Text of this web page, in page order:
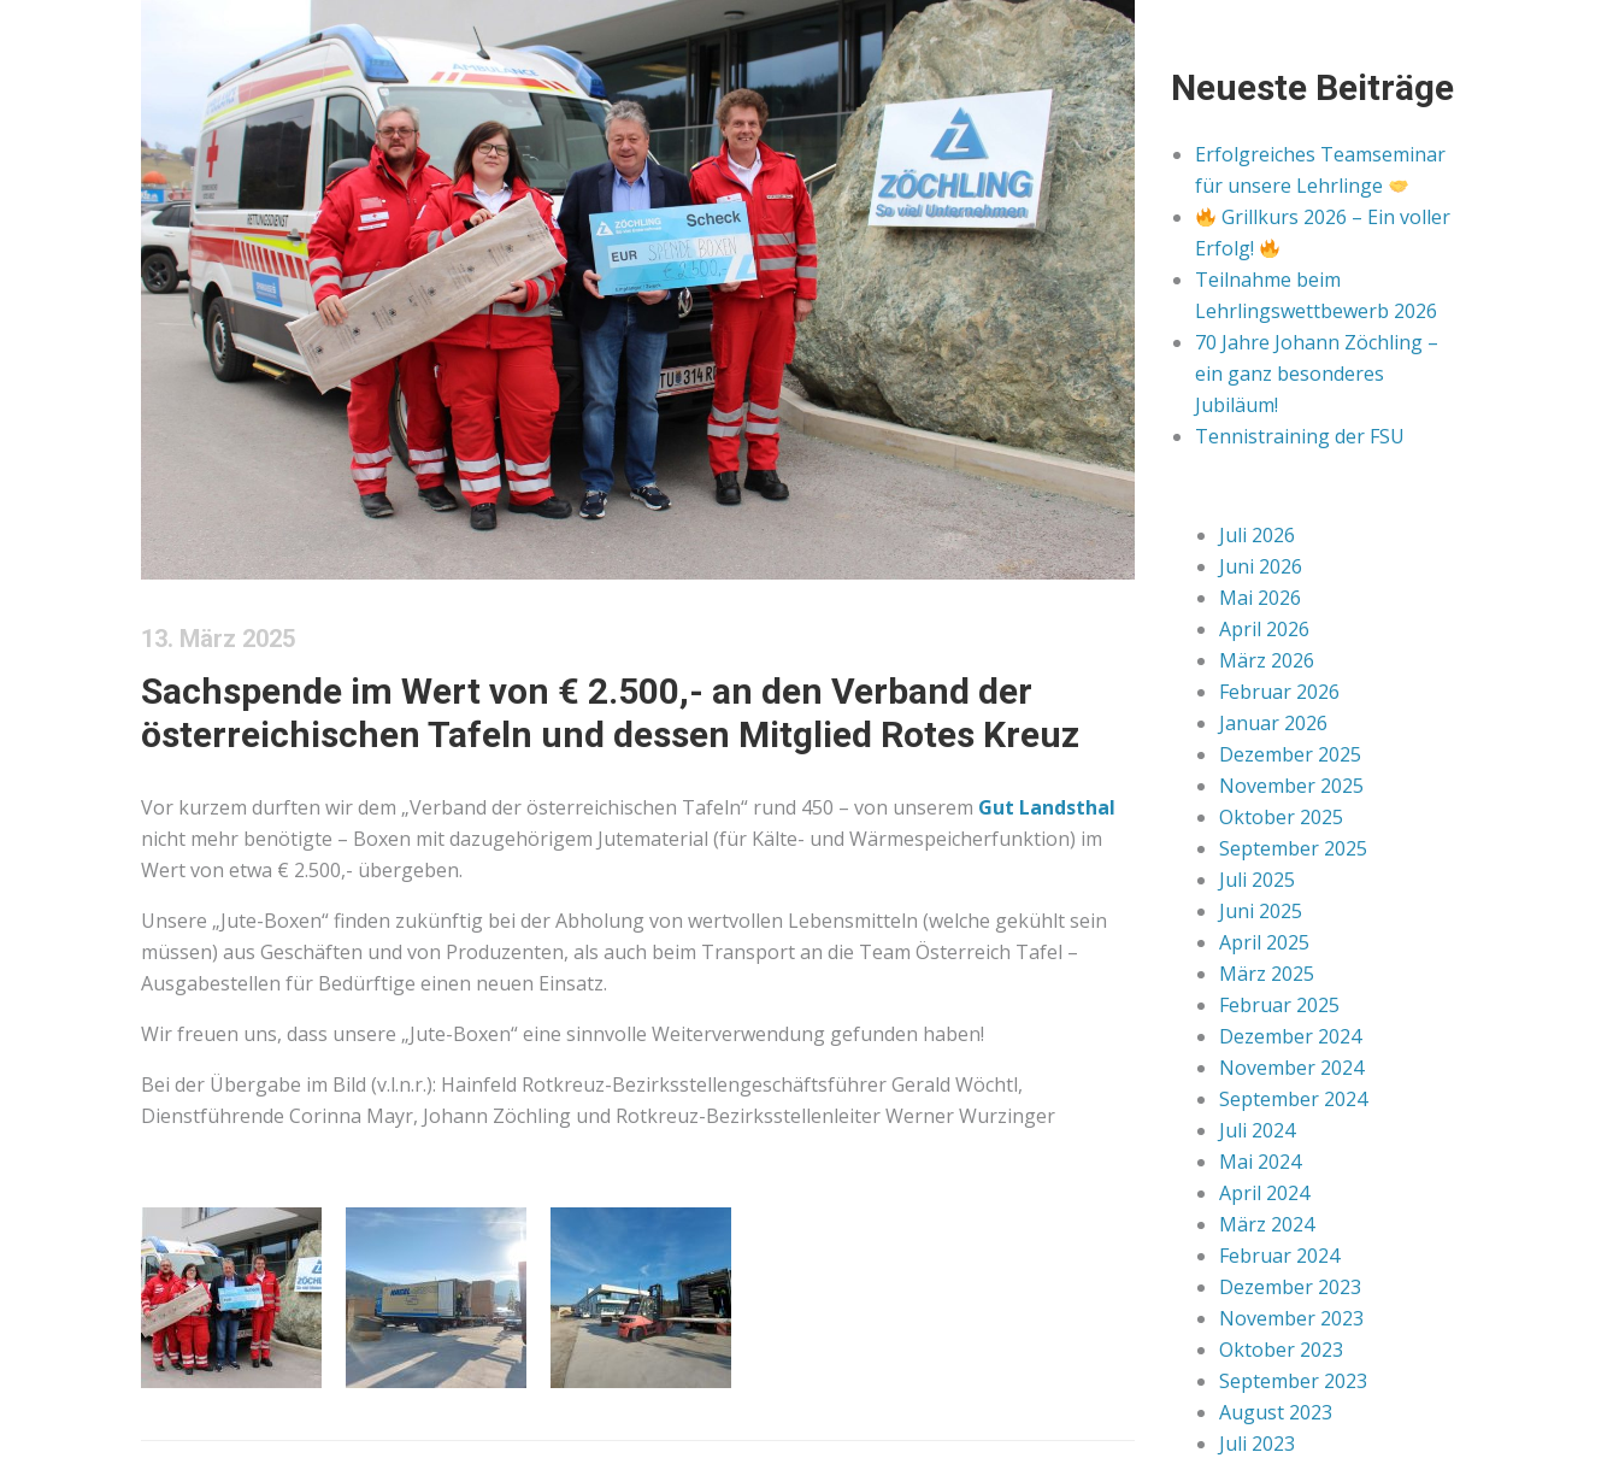
13. März 2025
Sachspende im Wert von € 2.500,- an den Verband der
österreichischen Tafeln und dessen Mitglied Rotes Kreuz
Vor kurzem durften wir dem „Verband der österreichischen Tafeln“ rund 450 – von unserem Gut Landsthal
nicht mehr benötigte – Boxen mit dazugehörigem Jutematerial (für Kälte- und Wärmespeicherfunktion) im
Wert von etwa € 2.500,- übergeben.
Unsere „Jute-Boxen“ finden zukünftig bei der Abholung von wertvollen Lebensmitteln (welche gekühlt sein
müssen) aus Geschäften und von Produzenten, als auch beim Transport an die Team Österreich Tafel –
Ausgabestellen für Bedürftige einen neuen Einsatz.
Wir freuen uns, dass unsere „Jute-Boxen“ eine sinnvolle Weiterverwendung gefunden haben!
Bei der Übergabe im Bild (v.l.n.r.): Hainfeld Rotkreuz-Bezirksstellengeschäftsführer Gerald Wöchtl,
Dienstführende Corinna Mayr, Johann Zöchling und Rotkreuz-Bezirksstellenleiter Werner Wurzinger
Neueste Beiträge
Erfolgreiches Teamseminar
für unsere Lehrlinge
Grillkurs 2026 – Ein voller
Erfolg!
Teilnahme beim
Lehrlingswettbewerb 2026
70 Jahre Johann Zöchling –
ein ganz besonderes
Jubiläum!
Tennistraining der FSU
Juli 2026
Juni 2026
Mai 2026
April 2026
März 2026
Februar 2026
Januar 2026
Dezember 2025
November 2025
Oktober 2025
September 2025
Juli 2025
Juni 2025
April 2025
März 2025
Februar 2025
Dezember 2024
November 2024
September 2024
Juli 2024
Mai 2024
April 2024
März 2024
Februar 2024
Dezember 2023
November 2023
Oktober 2023
September 2023
August 2023
Juli 2023